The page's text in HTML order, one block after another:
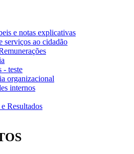
e notas explicativas
serviços ao cidadão
- teste
organizacional
internos
Resultados